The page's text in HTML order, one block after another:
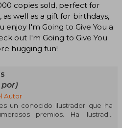
copies sold, perfect for
well as a gift for birthdays,
enjoy I'm Going to Give You a
out I'm Going to Give You
hugging fun!
Autor
un conocido ilustrador que ha
premios. Ha ilustrado
álbumes infantiles que se han